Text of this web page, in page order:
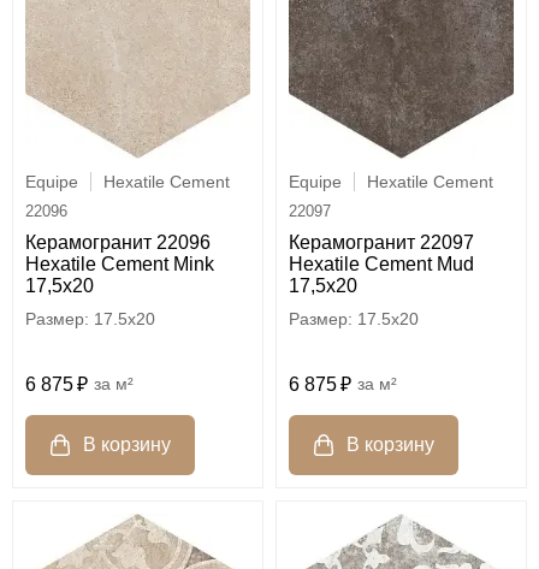
Equipe Hexatile Cement
22096
Керамогранит 22096
Hexatile Cement Mink
17,5x20
17.5x20
6 875 м²
Equipe Hexatile Cement
22097
Керамогранит 22097
Hexatile Cement Mud
17,5x20
17.5x20
6 875 м²